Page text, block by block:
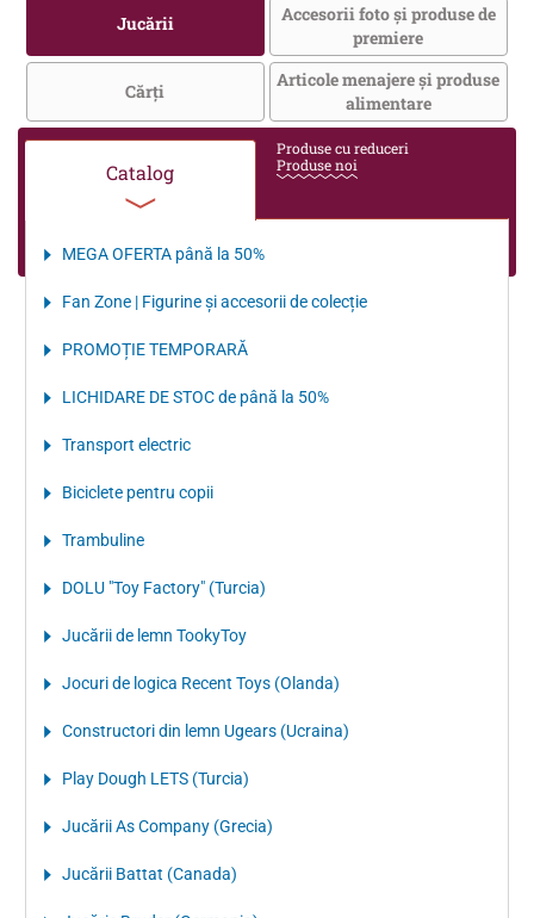
Jucării
Accesorii foto şi produse de
premiere
Cărţi
Articole menajere și produse
alimentare
Catalog
Produse cu reduceri
Produse noi
MEGA OFERTA până la 50%
Fan Zone | Figurine și accesorii de colecție
PROMOȚIE TEMPORARĂ
LICHIDARE DE STOC de până la 50%
Transport electriс
Biciclete pentru copii
Trambuline
DOLU "Toy Factory" (Turcia)
Jucării de lemn TookyToy
Jocuri de logica Recent Toys (Olanda)
Constructori din lemn Ugears (Ucraina)
Play Dough LETS (Turcia)
Jucării As Company (Grecia)
Jucării Battat (Canada)